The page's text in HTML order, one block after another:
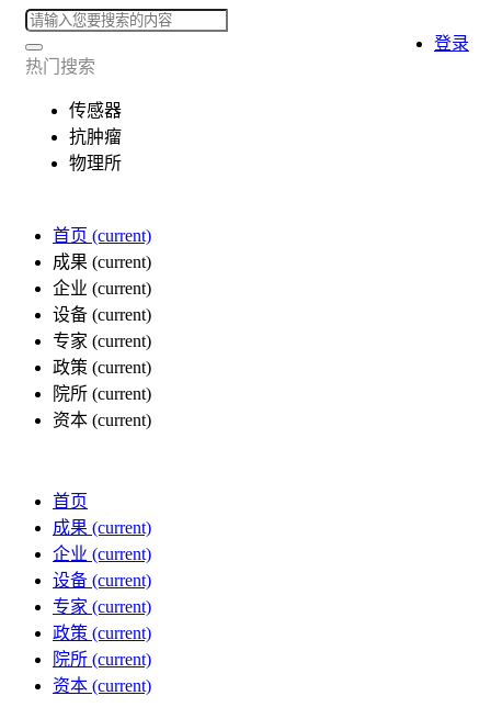
热门搜索
传感器
抗肿瘤
物理所
首页 (current)
成果 (current)
企业 (current)
设备 (current)
专家 (current)
政策 (current)
院所 (current)
资本 (current)
登录
首页
成果 (current)
企业 (current)
设备 (current)
专家 (current)
政策 (current)
院所 (current)
资本 (current)